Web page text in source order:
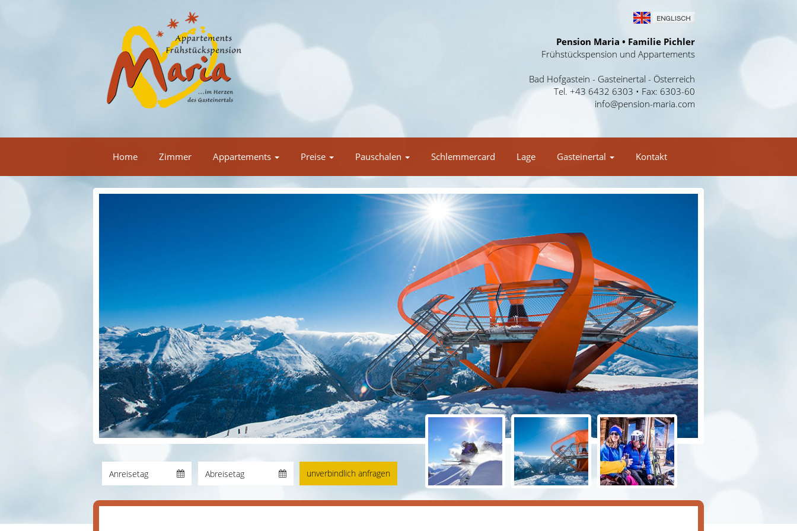
Pension Maria • Familie Pichler
Frühstückspension und Appartements
Bad Hofgastein - Gasteinertal - Österreich
Tel. +43 6432 6303 • Fax: 6303-60
info@pension-maria.com
Home Zimmer Appartements Preise Pauschalen Schlemmercard Lage Gasteinertal Kontakt